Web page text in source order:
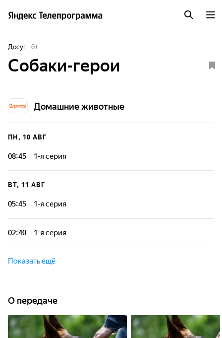
Досуг 6+
Собаки-герои
Домашние животные
ПН, 10 АВГ
08:45 1-я серия
Среди четвероногих защитников немало настоящих
МЧС, на таможне и также рискуют своей жизнью и
ВТ, 11 АВГ
05:45 1-я серия
Среди четвероногих защитников немало настоящих
МЧС, на таможне и также рискуют своей жизнью и
здоровьем ради безопасности каждого из нас.
02:40 1-я серия
Среди четвероногих защитников немало настоящих
героев. Собаки наравне с людьми несут службу в полиции,
МЧС, на таможне и также рискуют своей жизнью и
Показать ещё
О передаче